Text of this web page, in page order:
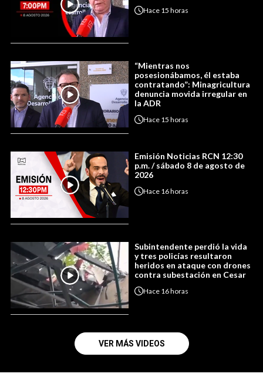
Hace 15 horas
“Mientras nos
posesionábamos, él estaba
contratando”: Minagricultura
denuncia movida irregular en
la ADR
Hace 15 horas
Emisión Noticias RCN 12:30
p.m. / sábado 8 de agosto de
2026
Hace 16 horas
Subintendente perdió la vida
y tres policías resultaron
heridos en ataque con drones
contra subestación en Cesar
Hace 16 horas
VER MÁS VIDEOS